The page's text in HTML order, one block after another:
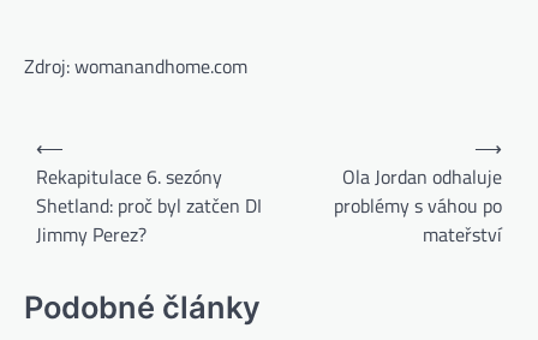
Zdroj: womanandhome.com
⟵
Rekapitulace 6. sezóny
Shetland: proč byl zatčen DI
Jimmy Perez?
Ola Jordan odhaluje
problémy s váhou po
mateřství
⟶
Podobné články